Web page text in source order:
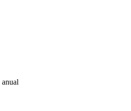
anual